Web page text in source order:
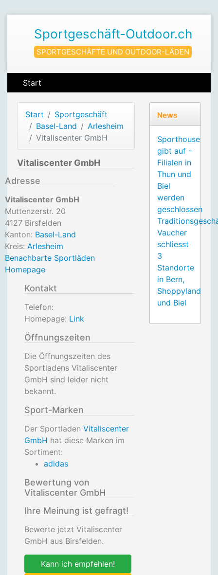
Sportgeschäft-Outdoor.ch
SPORTGESCHÄFTE UND OUTDOOR-LÄDEN
Start
Start
Sportgeschäft
Basel-Land
Arlesheim
Vitaliscenter GmbH
Vitaliscenter GmbH
Adresse
Vitaliscenter GmbH
Muttenzerstr. 20
4127 Birsfelden
Kanton: Basel-Land
Kreis: Arlesheim
Benachbarte Sportläden
Homepage
Kontakt
Telefon:
Homepage: Link
Öffnungszeiten
Die Öffnungszeiten des
Sportladens Vitaliscenter
GmbH sind leider nicht
bekannt.
Sport-Marken
Der Sportladen Vitaliscenter
GmbH hat diese Marken im
Sortiment:
adidas
Bewertung von
Vitaliscenter GmbH
Ihre Meinung ist gefragt!
Bewerte jetzt Vitaliscenter
GmbH aus Birsfelden.
Kann ich empfehlen!
News
Sporthouse
gibt auf -
Filialen in
Thun und
Biel
werden
geschlossen
Vaucher
schliesst
3
Standorte
in Bern,
Shoppyland
und Biel